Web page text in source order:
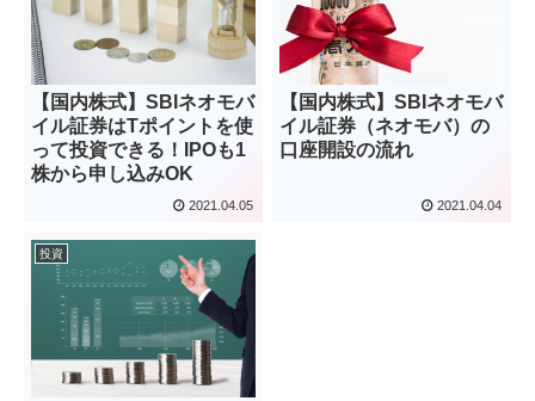
【国内株式】SBIネオモバ
イル証券はTポイントを使
って投資できる！IPOも1
株から申し込みOK
2021.04.05
【国内株式】SBIネオモバ
イル証券（ネオモバ）の
口座開設の流れ
2021.04.04
投資